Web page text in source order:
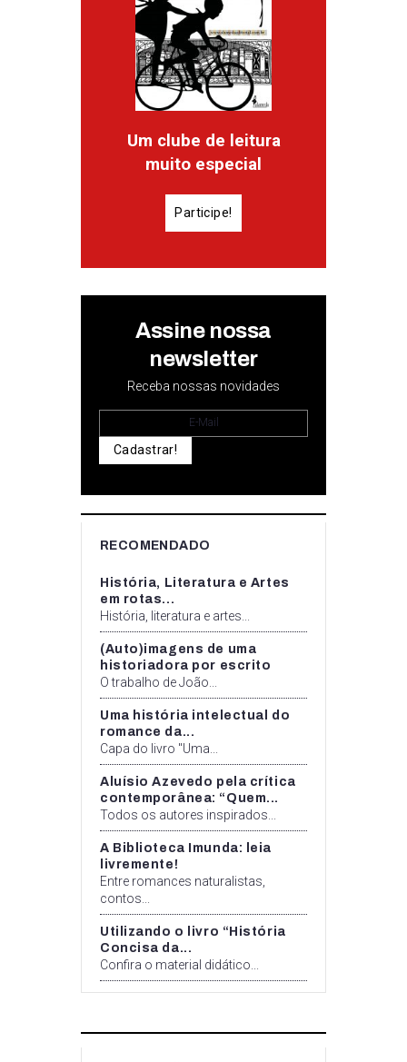
Um clube de leitura
muito especial
Participe!
Assine nossa
newsletter
Receba nossas novidades
Cadastrar!
RECOMENDADO
História, Literatura e Artes
em rotas...
História, literatura e artes...
(Auto)imagens de uma
historiadora por escrito
O trabalho de João...
Uma história intelectual do
romance da...
Capa do livro "Uma...
Aluísio Azevedo pela crítica
contemporânea: “Quem...
Todos os autores inspirados...
A Biblioteca Imunda: leia
livremente!
Entre romances naturalistas,
contos...
Utilizando o livro “História
Concisa da...
Confira o material didático...